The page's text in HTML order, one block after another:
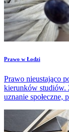
Prawo w Łodzi
Prawo nieustająco
kierunków studiów.
uznanie społeczne,